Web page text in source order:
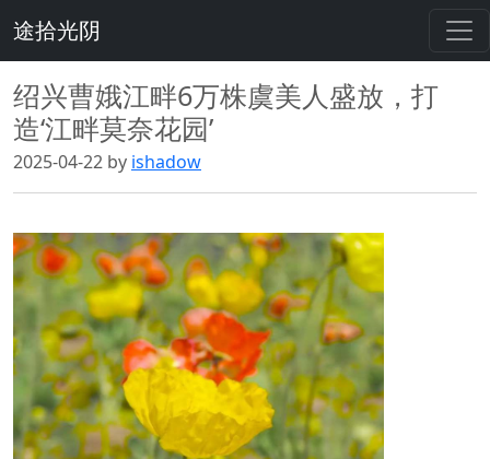
途拾光阴
绍兴曹娥江畔6万株虞美人盛放，打
造‘江畔莫奈花园’
2025-04-22 by ishadow